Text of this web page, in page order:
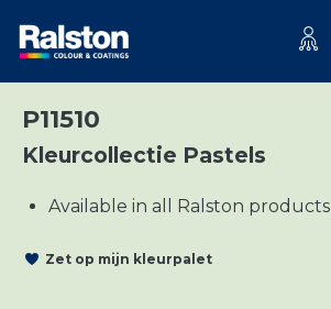
P11510
Kleurcollectie Pastels
Available in all Ralston products
Zet op mijn kleurpalet